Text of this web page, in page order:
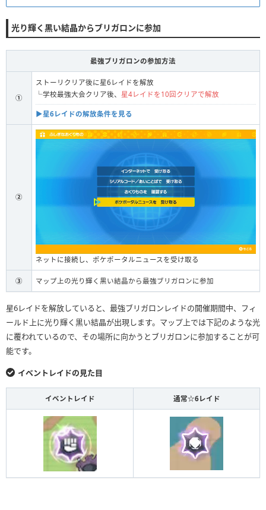
光り輝く黒い結晶からブリガロンに参加
最強ブリガロンの参加方法
①
ストーリクリア後に星6レイドを解放
└学校最強大会クリア後、 星4レイドを10回クリアで解放
▶︎星6レイドの解放条件を見る
②
ネットに接続し、ポケポータルニュースを受け取る
③ マップ上の光り輝く黒い結晶から最強ブリガロンに参加
星6レイドを解放していると、最強ブリガロンレイドの開催期間中、フィ
ールド上に光り輝く黒い結晶が出現します。マップ上では下記のような光
に覆われているので、その場所に向かうとブリガロンに参加することが可
能です。
イベントレイドの見た目
イベントレイド 通常☆6レイド